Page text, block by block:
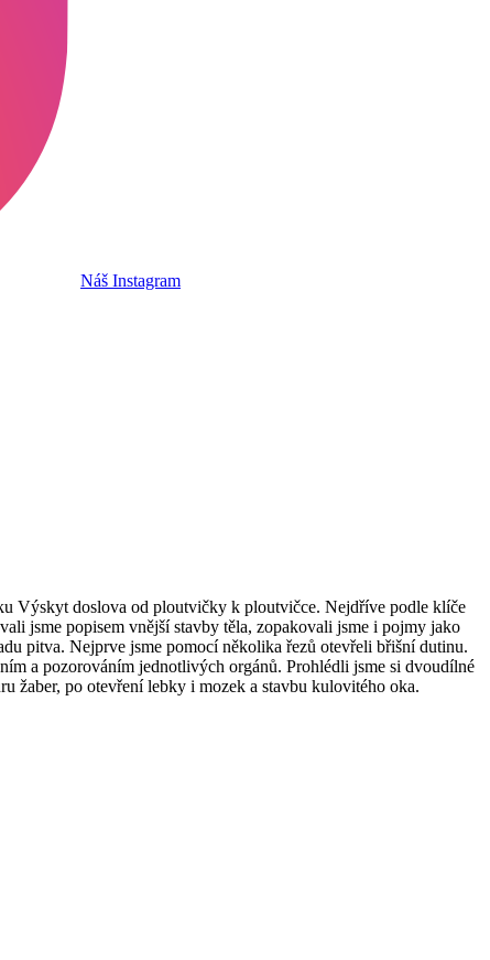
Náš Instagram
Výskyt doslova od ploutvičky k ploutvičce. Nejdříve podle klíče
jsme popisem vnější stavby těla, zopakovali jsme i pojmy jako
pitva. Nejprve jsme pomocí několika řezů otevřeli břišní dutinu.
a pozorováním jednotlivých orgánů. Prohlédli jsme si dvoudílné
žaber, po otevření lebky i mozek a stavbu kulovitého oka.